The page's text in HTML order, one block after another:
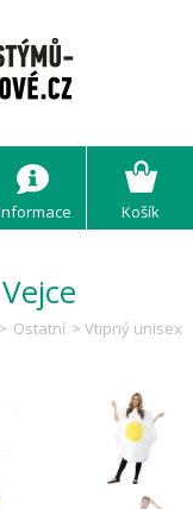
Košík
> Ostatní > Vtipný unisex